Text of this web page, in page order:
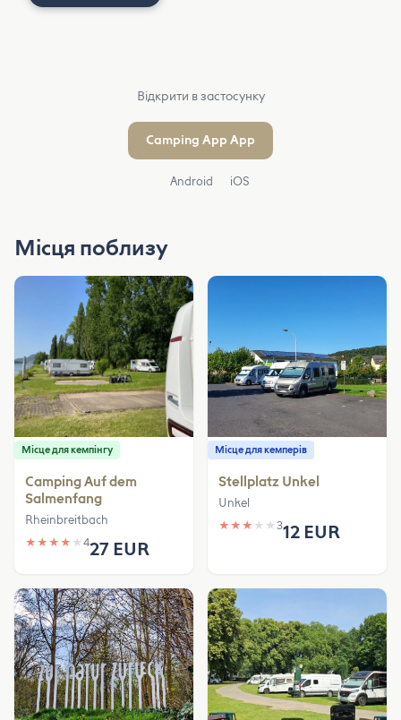
Відкрити в застосунку
Camping App App
Android iOS
Місця поблизу
Місце для кемпінгу
Camping Auf dem
Salmenfang
Rheinbreitbach
★ ★ ★ ★ ★ 427 EUR
Місце для кемперів
Stellplatz Unkel
Unkel
★ ★ ★ ★ ★ 312 EUR